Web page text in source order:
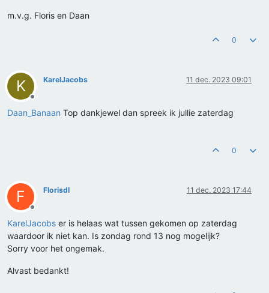
m.v.g. Floris en Daan
0
K
Offline
KarelJacobs 11 dec. 2023 09:01
Daan_Banaan Top dankjewel dan spreek ik jullie zaterdag
0
F
Offline
Florisdl 11 dec. 2023 17:44
KarelJacobs er is helaas wat tussen gekomen op zaterdag
waardoor ik niet kan. Is zondag rond 13 nog mogelijk?
Sorry voor het ongemak.
Alvast bedankt!